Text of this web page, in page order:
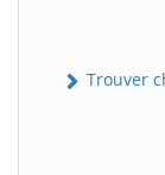
Trouver